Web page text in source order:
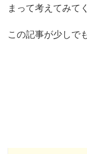
まって考えてみて
この記事が少しで